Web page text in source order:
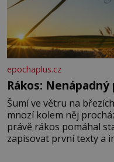
epochaplus.cz
Rákos:
Šumí ve větru na
mnozí kolem něj
právě rákos pomáhal
zapisovat první texty a